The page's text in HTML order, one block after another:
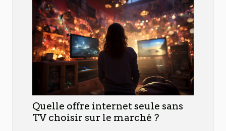
Quelle offre internet seule sans
TV choisir sur le marché ?